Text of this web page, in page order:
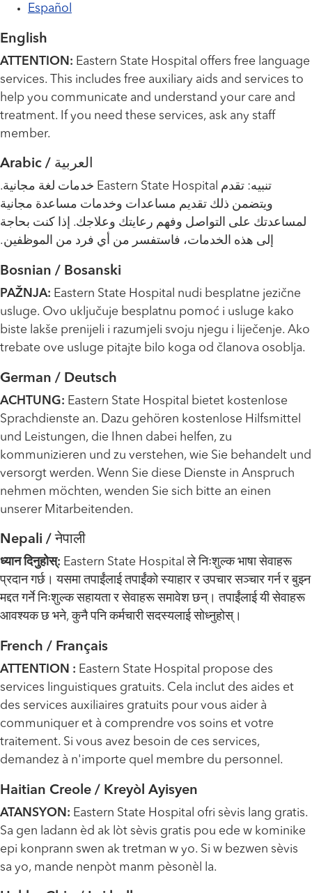
Español
English
ATTENTION: Eastern State Hospital offers free language
services. This includes free auxiliary aids and services to
help you communicate and understand your care and
treatment. If you need these services, ask any staff
member.
العربية / Arabic
تنبيه: تقدم Eastern State Hospital خدمات لغة مجانية.
ويتضمن ذلك تقديم مساعدات وخدمات مساعدة مجانية
لمساعدتك على التواصل وفهم رعايتك وعلاجك. إذا كنت بحاجة
إلى هذه الخدمات، فاستفسر من أي فرد من الموظفين.
Bosnian / Bosanski
PAŽNJA: Eastern State Hospital nudi besplatne jezične
usluge. Ovo uključuje besplatnu pomoć i usluge kako
biste lakše prenijeli i razumjeli svoju njegu i liječenje. Ako
trebate ove usluge pitajte bilo koga od članova osoblja.
German / Deutsch
ACHTUNG: Eastern State Hospital bietet kostenlose
Sprachdienste an. Dazu gehören kostenlose Hilfsmittel
und Leistungen, die Ihnen dabei helfen, zu
kommunizieren und zu verstehen, wie Sie behandelt und
versorgt werden. Wenn Sie diese Dienste in Anspruch
nehmen möchten, wenden Sie sich bitte an einen
unserer Mitarbeitenden.
Nepali / नेपाली
ध्यान दिनुहोस्: Eastern State Hospital ले निःशुल्क भाषा सेवाहरू
प्रदान गर्छ। यसमा तपाईंलाई तपाईंको स्याहार र उपचार सञ्चार गर्न र बुझ्न
मद्दत गर्ने निःशुल्क सहायता र सेवाहरू समावेश छन्। तपाईंलाई यी सेवाहरू
आवश्यक छ भने, कुनै पनि कर्मचारी सदस्यलाई सोध्नुहोस्।
French / Français
ATTENTION : Eastern State Hospital propose des
services linguistiques gratuits. Cela inclut des aides et
des services auxiliaires gratuits pour vous aider à
communiquer et à comprendre vos soins et votre
traitement. Si vous avez besoin de ces services,
demandez à n'importe quel membre du personnel.
Haitian Creole / Kreyòl Ayisyen
ATANSYON: Eastern State Hospital ofri sèvis lang gratis.
Sa gen ladann èd ak lòt sèvis gratis pou ede w kominike
epi konprann swen ak tretman w yo. Si w bezwen sèvis
sa yo, mande nenpòt manm pèsonèl la.